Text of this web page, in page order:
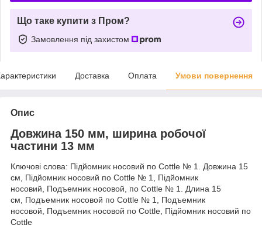
Що таке купити з Пром?
Замовлення під захистом
Доставка Оплата Умови повернення
Опис
Довжина 150 мм, ширина робочої
частини 13 мм
Ключові слова: Підйомник носовий по Cottle № 1. Довжина 15
см, Підйомник носовий по Cottle № 1, Підйомник
носовий, Подъемник носовой, по Cottle № 1. Длина 15
см, Подъемник носовой по Cottle № 1, Подъемник
носовой, Подъемник носовой по Cottle, Підйомник носовий по
Cottle